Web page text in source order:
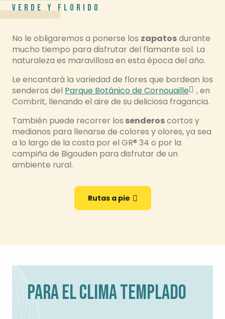
VERDE Y FLORIDO
No le obligaremos a ponerse los zapatosdurante
mucho tiempo para disfrutar del flamante sol. La
naturaleza es maravillosa en esta época del año.
Le encantará la variedad de flores que bordean los
senderos del Parque Botánico de Cornouaille
, en
Combrit, llenando el aire de su deliciosa fragancia.
También puede recorrer los senderoscortos y
medianos para llenarse de colores y olores, ya sea
a lo largo de la costa por el GR® 34 o por la
campiña de Bigouden para disfrutar de un
ambiente rural.
Rutas a pie
PARA EL CLIMA TEMPLADO